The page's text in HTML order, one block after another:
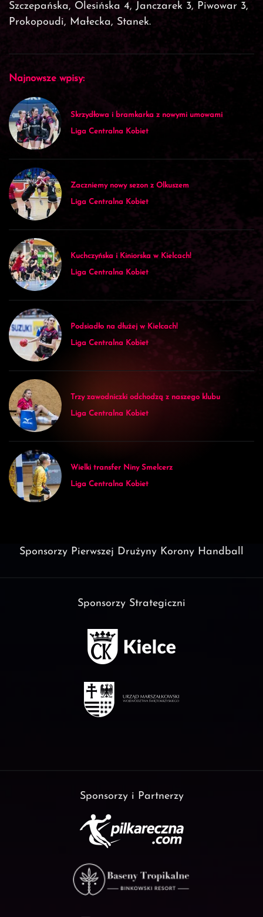
Szczepańska, Olesińska 4, Janczarek 3, Piwowar 3,
Prokopoudi, Małecka, Stanek.
Najnowsze wpisy:
Skrzydłowa i bramkarka z nowymi umowami
Liga Centralna Kobiet
Zaczniemy nowy sezon z Olkuszem
Liga Centralna Kobiet
Kuchczyńska i Kiniorska w Kielcach!
Liga Centralna Kobiet
Podsiadło na dłużej w Kielcach!
Liga Centralna Kobiet
Trzy zawodniczki odchodzą z naszego klubu
Liga Centralna Kobiet
Wielki transfer Niny Smelcerz
Liga Centralna Kobiet
Sponsorzy Pierwszej Drużyny Korony Handball
Sponsorzy Strategiczni
Sponsorzy i Partnerzy